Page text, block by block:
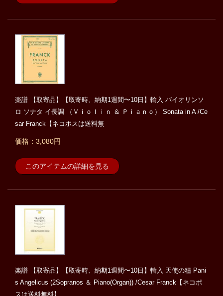
楽譜 【取寄品】【取寄時、納期1週間〜10日】輸入 バイオリンソ
ロ ソナタ イ長調 （Ｖｉｏｌｉｎ ＆ Ｐｉａｎｏ） Sonata in A /Ce
sar Franck【ネコポスは送料無
価格：3,080円
このアイテムの詳細を見る
楽譜 【取寄品】【取寄時、納期1週間〜10日】輸入 天使の糧 Pani
s Angelicus (2Sopranos ＆ Piano(Organ)) /Cesar Franck【ネコポ
スは送料無料】